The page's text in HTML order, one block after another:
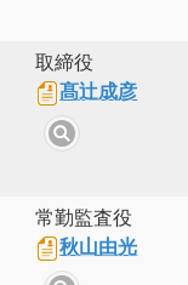
取締役
髙辻成彦
常勤監査役
秋山由光